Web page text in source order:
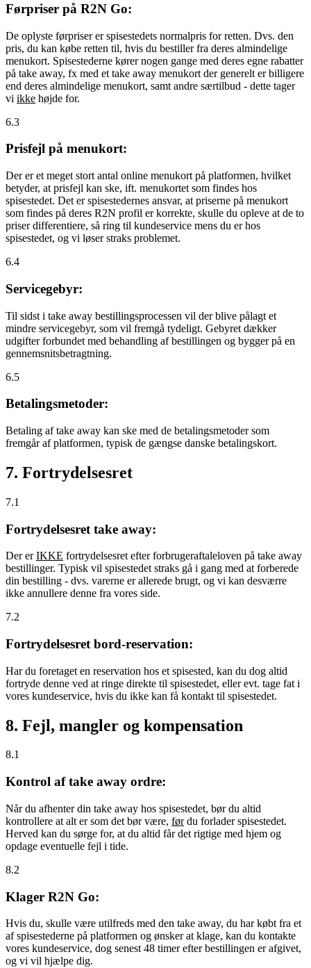
Førpriser på R2N Go:
De oplyste førpriser er spisestedets normalpris for retten. Dvs. den
pris, du kan købe retten til, hvis du bestiller fra deres almindelige
menukort. Spisestederne kører nogen gange med deres egne rabatter
på take away, fx med et take away menukort der generelt er billigere
end deres almindelige menukort, samt andre særtilbud - dette tager
vi ikke højde for.
6.3
Prisfejl på menukort:
Der er et meget stort antal online menukort på platformen, hvilket
betyder, at prisfejl kan ske, ift. menukortet som findes hos
spisestedet. Det er spisestedernes ansvar, at priserne på menukort
som findes på deres R2N profil er korrekte, skulle du opleve at de to
priser differentiere, så ring til kundeservice mens du er hos
spisestedet, og vi løser straks problemet.
6.4
Servicegebyr:
Til sidst i take away bestillingsprocessen vil der blive pålagt et
mindre servicegebyr, som vil fremgå tydeligt. Gebyret dækker
udgifter forbundet med behandling af bestillingen og bygger på en
gennemsnitsbetragtning.
6.5
Betalingsmetoder:
Betaling af take away kan ske med de betalingsmetoder som
fremgår af platformen, typisk de gængse danske betalingskort.
7. Fortrydelsesret
7.1
Fortrydelsesret take away:
Der erIKKE fortrydelsesret efter forbrugeraftaleloven på take away
bestillinger. Typisk vil spisestedet straks gå i gang med at forberede
din bestilling - dvs. varerne er allerede brugt, og vi kan desværre
ikke annullere denne fra vores side.
7.2
Fortrydelsesret bord-reservation:
Har du foretaget en reservation hos et spisested, kan du dog altid
fortryde denne ved at ringe direkte til spisestedet, eller evt. tage fat i
vores kundeservice, hvis du ikke kan få kontakt til spisestedet.
8. Fejl, mangler og kompensation
8.1
Kontrol af take away ordre:
Når du afhenter din take away hos spisestedet, bør du altid
kontrollere at alt er som det bør være, førdu forlader spisestedet.
Herved kan du sørge for, at du altid får det rigtige med hjem og
opdage eventuelle fejl i tide.
8.2
Klager R2N Go:
Hvis du, skulle være utilfreds med den take away, du har købt fra et
af spisestederne på platformen og ønsker at klage, kan du kontakte
vores kundeservice, dog senest 48 timer efter bestillingen er afgivet,
og vi vil hjælpe dig.